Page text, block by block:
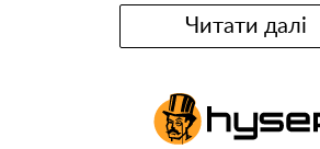
Читати далі